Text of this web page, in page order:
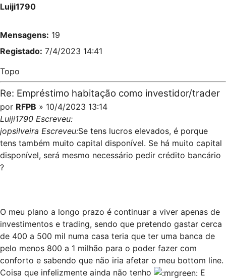
Luiji1790
Mensagens: 19
Registado: 7/4/2023 14:41
Topo
Re: Empréstimo habitação como investidor/trader
por RFPB » 10/4/2023 13:14
Luiji1790 Escreveu:
jopsilveira Escreveu:Se tens lucros elevados, é porque
tens também muito capital disponível. Se há muito capital
disponível, será mesmo necessário pedir crédito bancário
?
O meu plano a longo prazo é continuar a viver apenas de
investimentos e trading, sendo que pretendo gastar cerca
de 400 a 500 mil numa casa teria que ter uma banca de
pelo menos 800 a 1 milhão para o poder fazer com
conforto e sabendo que não iria afetar o meu bottom line.
Coisa que infelizmente ainda não tenho
E